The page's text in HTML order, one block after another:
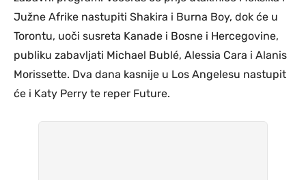
Južne Afrike nastupiti Shakira i Burna Boy, dok će u
Torontu, uoči susreta Kanade i Bosne i Hercegovine,
publiku zabavljati Michael Bublé, Alessia Cara i Alanis
Morissette. Dva dana kasnije u Los Angelesu nastupit
će i Katy Perry te reper Future.